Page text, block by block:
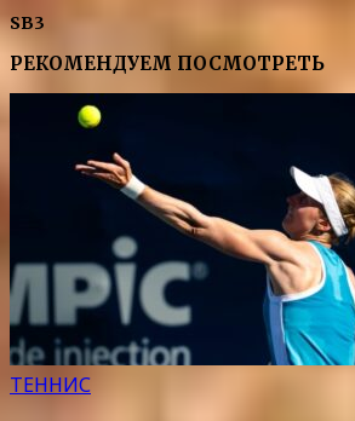
SB3
РЕКОМЕНДУЕМ ПОСМОТРЕТЬ
ТЕННИС